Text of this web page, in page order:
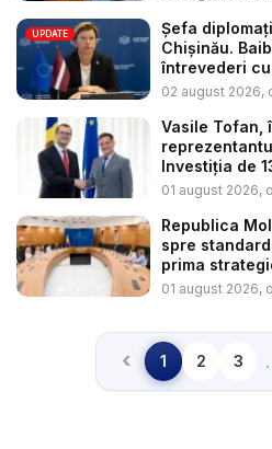
UPDATE
Șefa
Chișinău.
întrevederi cu
02 august 2026,
Vasile Tofan,
Investiția de
p...
01 august 2026,
Republica
spre
prima
coopera...
01 august 2026,
‹Înapoi
1 2 3